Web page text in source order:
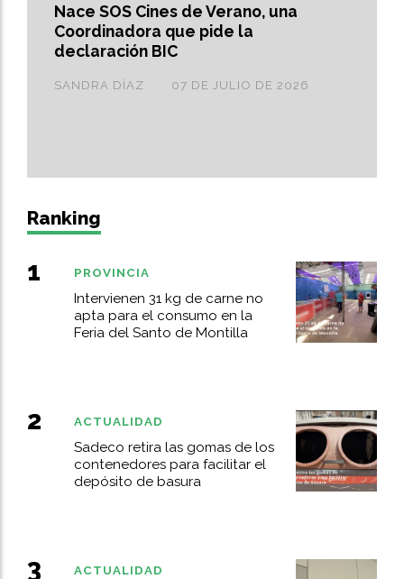
Nace SOS Cines de Verano, una
Coordinadora que pide la
declaración BIC
SANDRA DÍAZ 07 DE JULIO DE 2026
Ranking
Intervienen 31 kg de carne no
apta para el consumo en la
Feria del Santo de Montilla
PROVINCIA
Sadeco retira las gomas de los
contenedores para facilitar el
depósito de basura
ACTUALIDAD
ACTUALIDAD